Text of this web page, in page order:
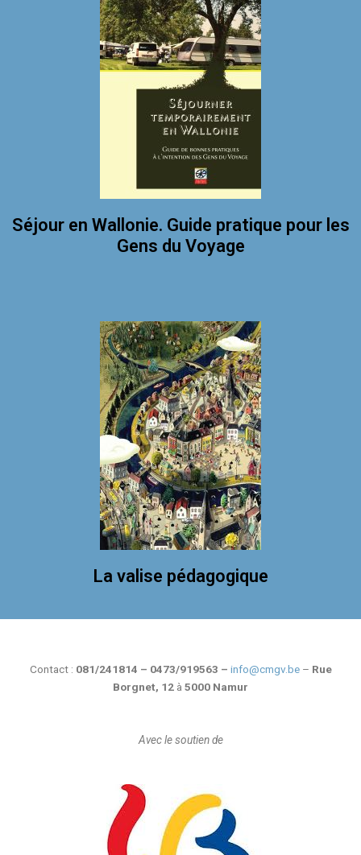
Séjour en Wallonie. Guide pratique pour les
Gens du Voyage
La valise pédagogique
Contact : 081/241814 – 0473/919563 – info@cmgv.be– Rue
Borgnet, 12 à 5000 Namur
Avec le soutien de